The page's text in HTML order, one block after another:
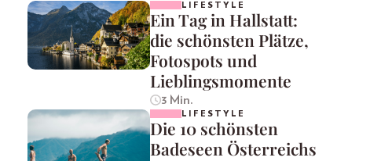
LIFESTYLE
Ein Tag in Hallstatt:
die schönsten Plätze,
Fotospots und
Lieblingsmomente
3 Min.
LIFESTYLE
Die 10 schönsten
Badeseen Österreichs